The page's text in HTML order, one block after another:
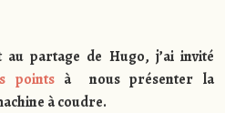
partage de Hugo, j’ai invité
pointsà nous présenter la
à coudre.